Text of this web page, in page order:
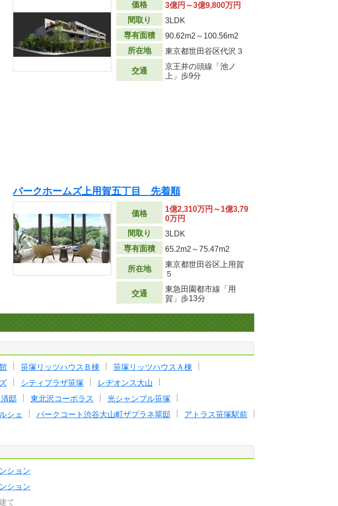
価格
3億円～3億9,800万円
間取り
3LDK
専有面積
90.62m2 ～100.56m2
所在地
東京都世田谷区代沢３
交通
京王井の頭線「池ノ
上」歩9分
パークホームズ上用賀五丁目 先着順
価格
1億2,310万円～1億3,79
0万円
間取り
3LDK
専有面積
65.2m2 ～75.47m2
所在地
東京都世田谷区上用賀
５
交通
東急田園都市線「用
賀」歩13分
笹塚リッツハウスＢ棟
笹塚リッツハウスＡ棟
シティプラザ笹塚
レヂオンス大山
邸 東北沢コーポラス
光シャンブル笹塚
シェ パークコート渋谷大山町ザプラネ翠邸
アトラス笹塚駅前
ション
ション
て